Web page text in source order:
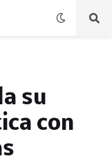
su
con